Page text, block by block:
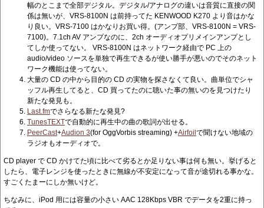
幅のとこまで全部デジタル。デジタル/アナログの違いは音質に直接の関
係は無いが、VRS-8100N は前持ってた KENWOOD K270 より音はかな
り良い。VRS-7100 はかなりお買い得。(アンプ部、VRS-8100N = VRS-
7100)。7.1ch AV アンプなのに、2ch オーディオプリメインアンプとし
てしか使ってない。 VRS-8100N はネットワーク経由で PC 上の
audio/video ソースを単独で再生できるが使い勝手が悪いのでそのネット
ワーク機能は使ってない。
大量の CD の中から目的の CD の実物を探さなくて良い。曲単位でシャ
ッフル再生してると、CD 買ってたのに聴いた事の無いのを見つけたり
新たな発見も。
Last.fmでさらなる新たな発見?
TunesTEXTで自動的に再生中の曲の歌詞が出せる。
PeerCast+Audion 3(for OggVorbis streaming) +Airfoil で聞けない地域の
ラジオもオーディオで。
CD player で CD かけてた頃に比べて劣るとか足りない事は何も無い。挙げると
したら、電子レンジを使ったときに無線が不安定になって音が途切れる事かな。
すごくたまーにしか無いけど。
ちなみに、iPod 用には容量の小さい AAC 128Kbps VBR でデータを2重に持っ